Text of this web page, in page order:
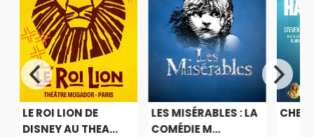
LE ROI LION DE
DISNEY AU THEA...
LES MISÉRABLES : LA
COMÉDIE M...
CHER